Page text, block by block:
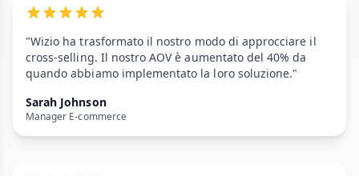
"Wizio ha trasformato il nostro modo di approcciare il
cross-selling. Il nostro AOV è aumentato del 40% da
quando abbiamo implementato la loro soluzione."
Sarah Johnson
Manager E-commerce